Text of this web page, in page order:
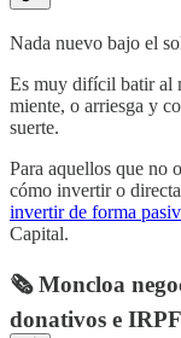
Nada nuevo bajo el
Es muy difícil batir al
miente, o arriesga y
suerte.
Para aquellos que no
cómo invertir o
invertir de forma
Capital.
🗞️ Moncloa
donativos e